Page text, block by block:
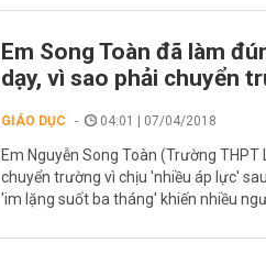
Em Song Toàn đã làm
dạy, vì sao phải chuyển
GIÁO DỤC 04:01 | 07/04/2018
Em Nguyễn Song Toàn (Trường THPT
chuyển trường vì chịu 'nhiều áp lực'
'im lặng suốt ba tháng' khiến nhiều